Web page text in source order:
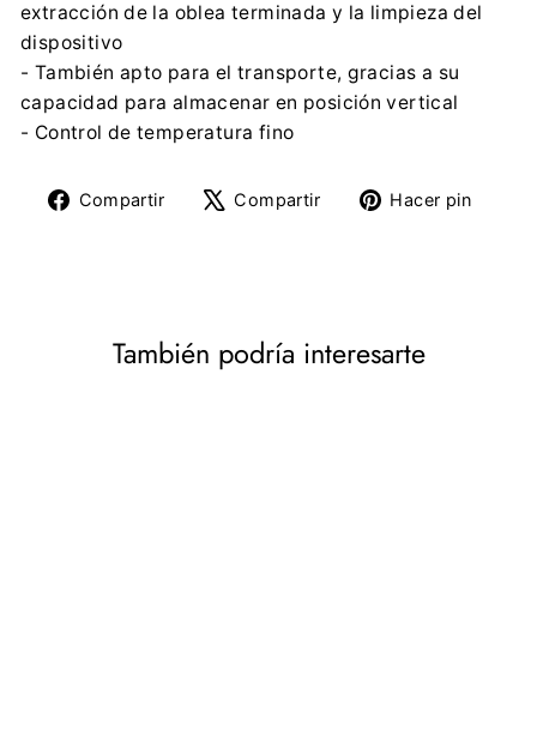
extracción de la oblea terminada y la limpieza del
dispositivo
- También apto para el transporte, gracias a su
capacidad para almacenar en posición vertical
- Control de temperatura fino
Compartir
CompartirCompartir
TuitearHacer pin
También podría interesarte